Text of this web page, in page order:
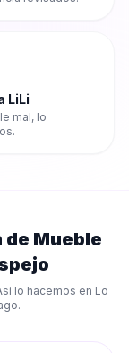
LiLi
mal, lo
Mueble
lo hacemos en Lo
.